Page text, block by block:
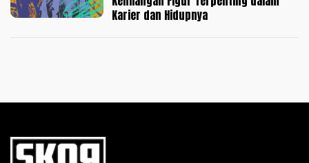
Karier dan Hidupnya